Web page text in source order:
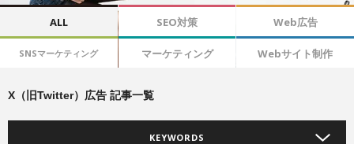
ALL SEO対策 Web広告
SNSマーケティング マーケティング Webサイト制作
X（旧Twitter）広告 記事一覧
KEYWORDS